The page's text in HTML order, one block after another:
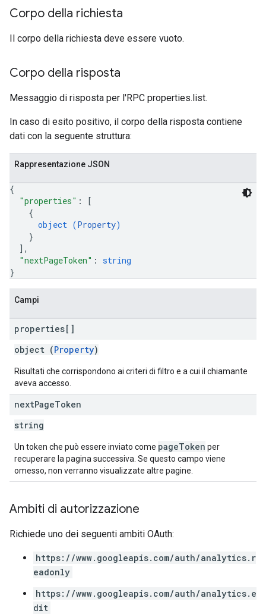
Corpo della richiesta
Il corpo della richiesta deve essere vuoto.
Corpo della risposta
Messaggio di risposta per l'RPC properties.list.
In caso di esito positivo, il corpo della risposta contiene
dati con la seguente struttura:
Rappresentazione JSON
{
"properties" :
[
{
object (Property)
}
] ,
"nextPageToken" : string
}
Campi
properties[]
object (Property)
Risultati che corrispondono ai criteri di filtro e a cui il chiamante
aveva accesso.
nextPageToken
string
Un token che può essere inviato come pageToken per
recuperare la pagina successiva. Se questo campo viene
omesso, non verranno visualizzate altre pagine.
Ambiti di autorizzazione
Richiede uno dei seguenti ambiti OAuth:
https://www.googleapis.com/auth/analytics.r
eadonly
https://www.googleapis.com/auth/analytics.e
dit